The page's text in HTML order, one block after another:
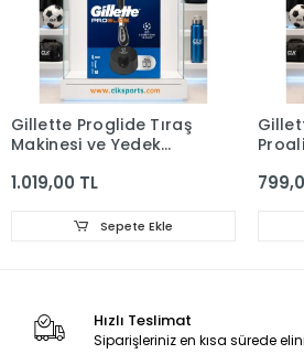
Gillette Proglide Tıraş
Makinesi ve Yedek
Bıçağı Standı
1.019,00 TL
Sepete Ekle
Hızlı Teslimat
Siparişleriniz en kısa sürede